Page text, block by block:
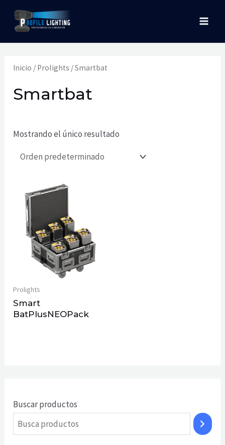
Buscar productos
Inicio / Prolights / Smartbat
Smartbat
Mostrando el único resultado
Prolights
Smart
BatPlusNEOPack